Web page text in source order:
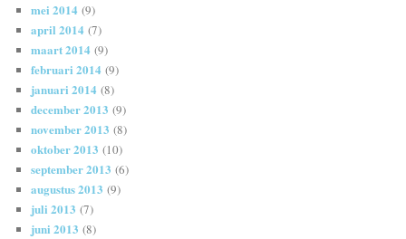
mei 2014 (9)
april 2014 (7)
maart 2014 (9)
februari 2014 (9)
januari 2014 (8)
december 2013 (9)
november 2013 (8)
oktober 2013 (10)
september 2013 (6)
augustus 2013 (9)
juli 2013 (7)
juni 2013 (8)